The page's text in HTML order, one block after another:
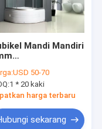
Mandi Mandiri
USD 50-70
1 * 20 kaki
harga terbaru
sekarang